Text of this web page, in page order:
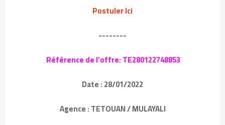
Postuler Ici
--------
Référence de l’offre: TE280122748853
Date : 28/01/2022
Agence : TETOUAN / MULAYALI